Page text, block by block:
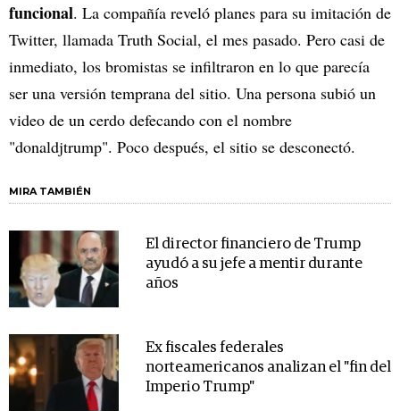
funcional. La compañía reveló planes para su imitación de
Twitter, llamada Truth Social, el mes pasado. Pero casi de
inmediato, los bromistas se infiltraron en lo que parecía
ser una versión temprana del sitio. Una persona subió un
video de un cerdo defecando con el nombre
"donaldjtrump". Poco después, el sitio se desconectó.
MIRA TAMBIÉN
El director financiero de Trump
ayudó a su jefe a mentir durante
años
Ex fiscales federales
norteamericanos analizan el "fin del
Imperio Trump"